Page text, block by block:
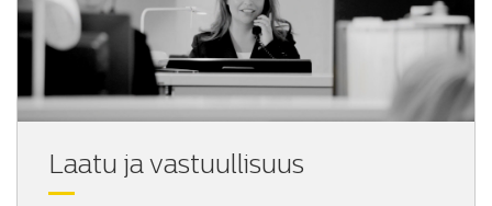
Laatu ja vastuullisuus